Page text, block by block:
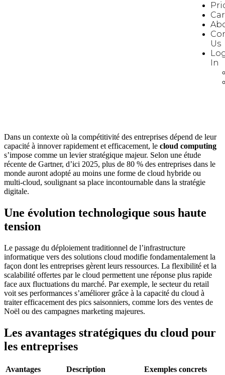
Us
In
Dans un contexte où la compétitivité des entreprises dépend de leur
capacité à innover rapidement et efficacement, le cloud computing
s’impose comme un levier stratégique majeur. Selon une étude
récente de Gartner, d’ici 2025, plus de 80 % des entreprises dans le
monde auront adopté au moins une forme de cloud hybride ou
multi-cloud, soulignant sa place incontournable dans la stratégie
digitale.
Une évolution technologique sous haute
tension
Le passage du déploiement traditionnel de l’infrastructure
informatique vers des solutions cloud modifie fondamentalement la
façon dont les entreprises gèrent leurs ressources. La flexibilité et la
scalabilité offertes par le cloud permettent une réponse plus rapide
face aux fluctuations du marché. Par exemple, le secteur du retail
voit ses performances s’améliorer grâce à la capacité du cloud à
traiter efficacement des pics saisonniers, comme lors des ventes de
Noël ou des campagnes marketing majeures.
Les avantages stratégiques du cloud pour
les entreprises
Avantages Description Exemples concrets